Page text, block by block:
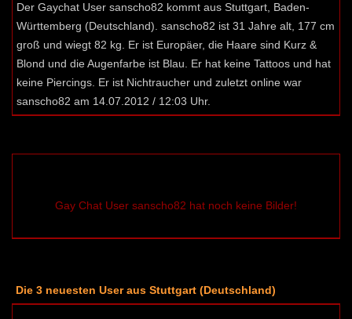
Der Gaychat User sanscho82 kommt aus Stuttgart, Baden-
Württemberg (Deutschland). sanscho82 ist 31 Jahre alt, 177 cm
groß und wiegt 82 kg. Er ist Europäer, die Haare sind Kurz &
Blond und die Augenfarbe ist Blau. Er hat keine Tattoos und hat
keine Piercings. Er ist Nichtraucher und zuletzt online war
sanscho82 am 14.07.2012 / 12:03 Uhr.
Gay Chat User sanscho82 hat noch keine Bilder!
Die 3 neuesten User aus Stuttgart (Deutschland)